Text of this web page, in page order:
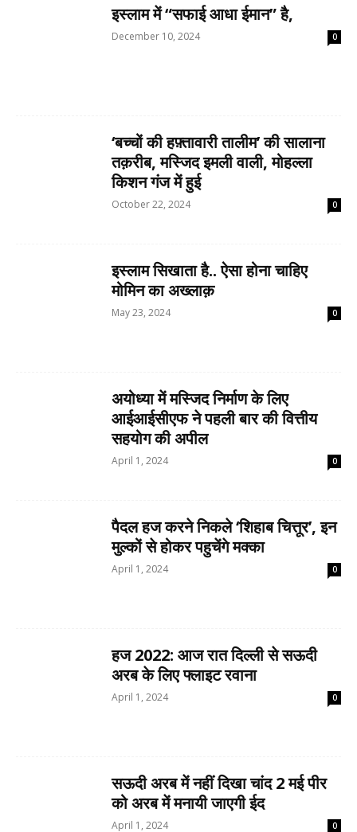
इस्लाम में “सफाई आधा ईमान” है,
December 10, 2024 0
‘बच्चों की हफ़्तावारी तालीम’ की सालाना
तक़रीब, मस्जिद इमली वाली, मोहल्ला
किशन गंज में हुई
October 22, 2024 0
इस्लाम सिखाता है.. ऐसा होना चाहिए
मोमिन का अख्लाक़
May 23, 2024 0
अयोध्या में मस्जिद निर्माण के लिए
आईआईसीएफ ने पहली बार की वित्तीय
सहयोग की अपील
April 1, 2024 0
पैदल हज करने निकले ‘शिहाब चित्तूर’, इन
मुल्कों से होकर पहुचेंगे मक्का
April 1, 2024 0
हज 2022: आज रात दिल्ली से सऊदी
अरब के लिए फ्लाइट रवाना
April 1, 2024 0
सऊदी अरब में नहीं दिखा चांद 2 मई पीर
को अरब में मनायी जाएगी ईद
April 1, 2024 0